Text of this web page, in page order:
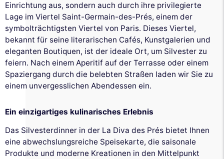
Einrichtung aus, sondern auch durch ihre privilegierte
Lage im Viertel Saint-Germain-des-Prés, einem der
symbolträchtigsten Viertel von Paris. Dieses Viertel,
bekannt für seine literarischen Cafés, Kunstgalerien und
eleganten Boutiquen, ist der ideale Ort, um Silvester zu
feiern. Nach einem Aperitif auf der Terrasse oder einem
Spaziergang durch die belebten Straßen laden wir Sie zu
einem unvergesslichen Abendessen ein.
Ein einzigartiges kulinarisches Erlebnis
Das Silvesterdinner in der La Diva des Prés bietet Ihnen
eine abwechslungsreiche Speisekarte, die saisonale
Produkte und moderne Kreationen in den Mittelpunkt